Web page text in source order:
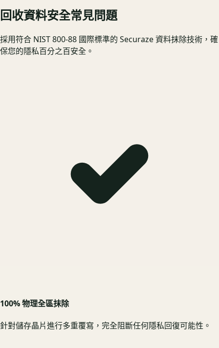
回收資料安全常見問題
採用符合 NIST 800-88 國際標準的 Securaze 資料抹除技術，確
保您的隱私百分之百安全。
100% 物理全區抹除
針對儲存晶片進行多重覆寫，完全阻斷任何隱私回復可能性。